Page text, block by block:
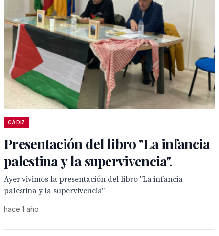
CÁDIZ
Presentación del libro "La infancia
palestina y la supervivencia".
Ayer vivimos la presentación del libro "La infancia
palestina y la supervivencia"
hace 1 año